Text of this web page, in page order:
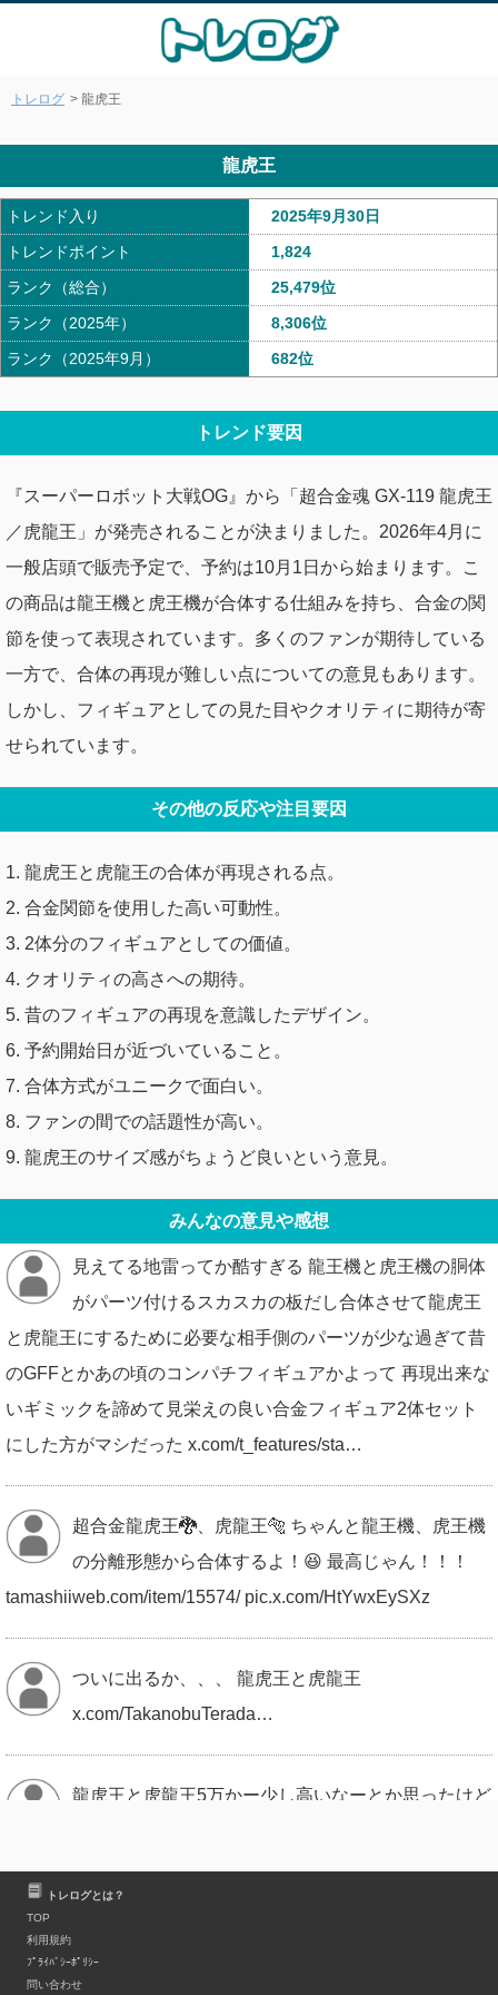
トレログ > 龍虎王
龍虎王
トレンド入り
トレンドポイント
ランク（総合）
ランク（2025年）
ランク（2025年9月）
2025年9月30日
1,824
25,479位
8,306位
682位
トレンド要因
『スーパーロボット大戦OG』から「超合金魂 GX-119 龍虎王
／虎龍王」が発売されることが決まりました。2026年4月に
一般店頭で販売予定で、予約は10月1日から始まります。こ
の商品は龍王機と虎王機が合体する仕組みを持ち、合金の関
節を使って表現されています。多くのファンが期待している
一方で、合体の再現が難しい点についての意見もあります。
しかし、フィギュアとしての見た目やクオリティに期待が寄
せられています。
その他の反応や注目要因
1. 龍虎王と虎龍王の合体が再現される点。
2. 合金関節を使用した高い可動性。
3. 2体分のフィギュアとしての価値。
4. クオリティの高さへの期待。
5. 昔のフィギュアの再現を意識したデザイン。
6. 予約開始日が近づいていること。
7. 合体方式がユニークで面白い。
8. ファンの間での話題性が高い。
9. 龍虎王のサイズ感がちょうど良いという意見。
みんなの意見や感想
見えてる地雷ってか酷すぎる 龍王機と虎王機の胴体
がパーツ付けるスカスカの板だし合体させて龍虎王
と虎龍王にするために必要な相手側のパーツが少な過ぎて昔
のGFFとかあの頃のコンパチフィギュアかよって 再現出来な
いギミックを諦めて見栄えの良い合金フィギュア2体セット
にした方がマシだった x.com/t_features/sta…
超合金龍虎王🐉、虎龍王🐅 ちゃんと龍王機、虎王機
の分離形態から合体するよ！😆 最高じゃん！！！
tamashiiweb.com/item/15574/ pic.x.com/HtYwxEySXz
ついに出るか、、、 龍虎王と虎龍王
x.com/TakanobuTerada…
龍虎王と虎龍王5万かー少し高いなーとか思ったけど
実質2体の構成の方が良かったような…？🙄
トレログとは？
TOP
利用規約
ﾌﾟﾗｲﾊﾞｼｰﾎﾟﾘｼｰ
問い合わせ